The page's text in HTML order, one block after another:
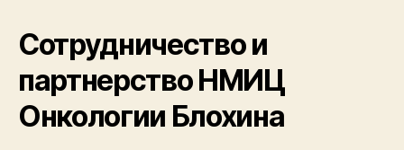
Сотрудничество и
партнерство НМИЦ
Онкологии Блохина